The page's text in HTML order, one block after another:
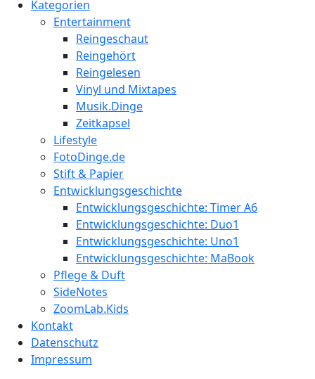
// Kategorien
Entertainment
Reingeschaut
Reingehört
Reingelesen
Vinyl und Mixtapes
Musik.Dinge
Zeitkapsel
Lifestyle
FotoDinge.de
Stift & Papier
Entwicklungsgeschichte
Entwicklungsgeschichte: Timer A6
Entwicklungsgeschichte: Duo1
Entwicklungsgeschichte: Uno1
Entwicklungsgeschichte: MaBook
Pflege & Duft
SideNotes
ZoomLab.Kids
Kontakt
Datenschutz
Impressum